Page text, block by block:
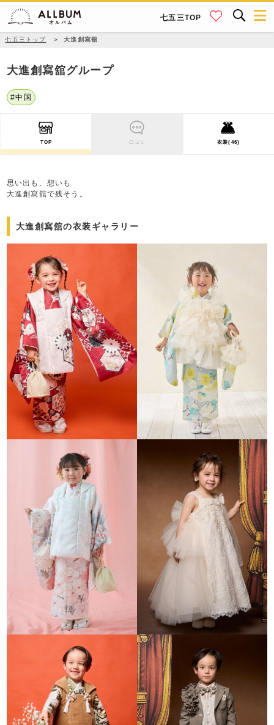
七五三TOP
七五三トップ ＞ 大進創寫舘
大進創寫舘グループ
#中国
TOP 口コミ 衣装(46)
思い出も、想いも
大進創寫舘で残そう。
大進創寫舘の衣装ギャラリー